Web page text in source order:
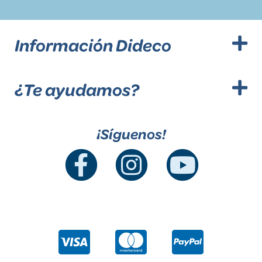
Información Dideco
¿Te ayudamos?
¡Síguenos!